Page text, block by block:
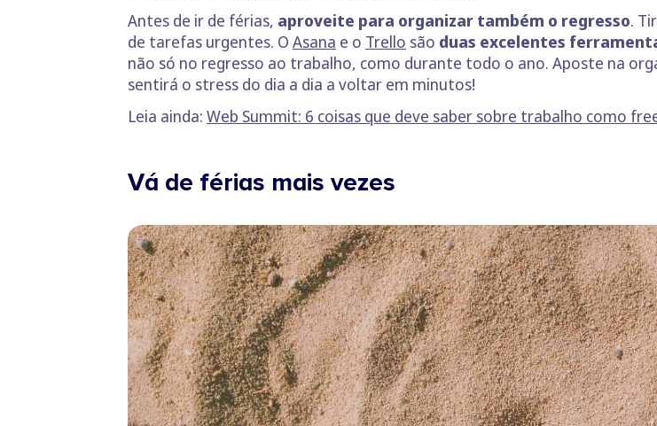
Antes de ir de férias, aproveite para organizar também o regresso.
de tarefas urgentes. O Asana e o Trello são duas excelentes
não só no regresso ao trabalho, como durante todo o ano. Aposte na
sentirá o stress do dia a dia a voltar em minutos!
Leia ainda: Web Summit: 6 coisas que deve saber sobre trabalho como
Vá de férias mais vezes